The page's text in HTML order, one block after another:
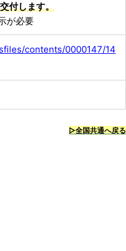
付します。
が必要
contents/0000147/14
▷全国共通へ戻る